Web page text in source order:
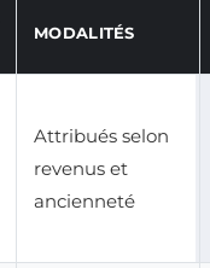
MODALITÉS
Attribués selon
revenus et
ancienneté